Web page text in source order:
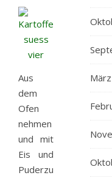
Aus
dem
Ofen
nehmen
und mit
Eis und
Puderzucker